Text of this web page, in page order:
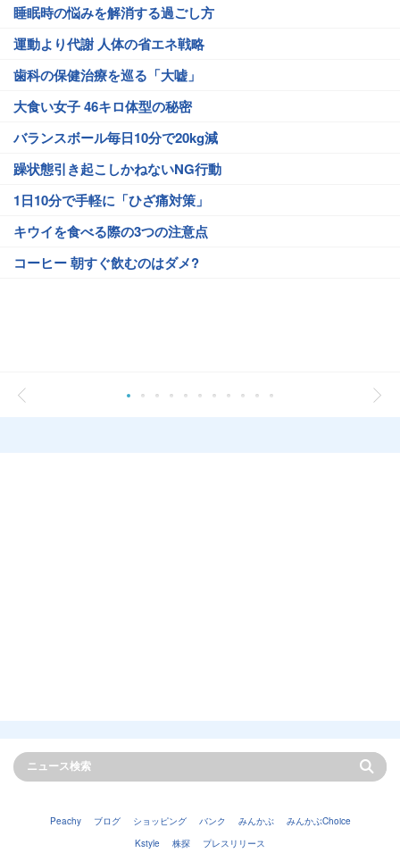
睡眠時の悩みを解消する過ごし方
運動より代謝 人体の省エネ戦略
歯科の保健治療を巡る「大嘘」
大食い女子 46キロ体型の秘密
バランスボール毎日10分で20kg減
躁状態引き起こしかねないNG行動
1日10分で手軽に「ひざ痛対策」
キウイを食べる際の3つの注意点
コーヒー 朝すぐ飲むのはダメ?
Peachy ブログ ショッピング バンク みんかぶ
みんかぶChoice
Kstyle
株探 プレスリリース